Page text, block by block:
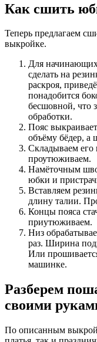
Как сшить
Теперь предлагаем
выкройке.
Для
сделать на
раскроя,
понадобится
бесшовной, что
обработки.
Пояс
объёму бёдер, а
Складываем его
проутюживаем.
Намёточным
юбки и
Вставляем
длину талии.
Концы пояса
приутюживаем.
Низ
раз. Ширина
Или
машинке.
Разберем
своими
По описанным